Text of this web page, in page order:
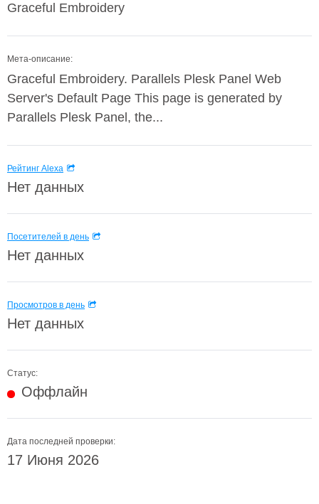
Graceful Embroidery
Мета-описание:
Graceful Embroidery. Parallels Plesk Panel Web
Server's Default Page This page is generated by
Parallels Plesk Panel, the...
Рейтинг Alexa
Нет данных
Посетителей в день
Нет данных
Просмотров в день
Нет данных
Статус:
Оффлайн
Дата последней проверки:
17 Июня 2026